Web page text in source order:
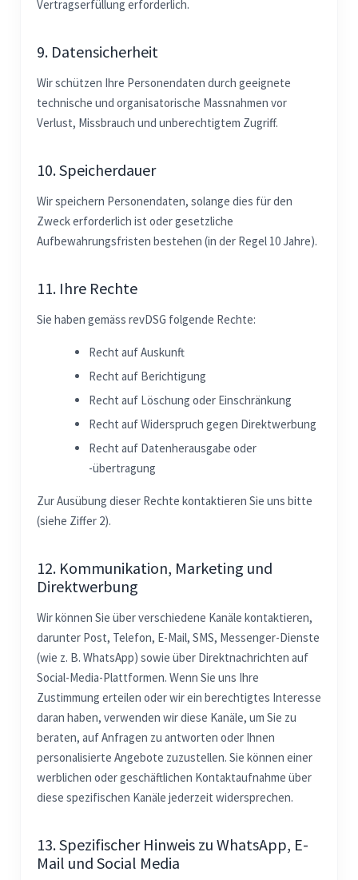
Vertragserfüllung erforderlich.
9. Datensicherheit
Wir schützen Ihre Personendaten durch geeignete
technische und organisatorische Massnahmen vor
Verlust, Missbrauch und unberechtigtem Zugriff.
10. Speicherdauer
Wir speichern Personendaten, solange dies für den
Zweck erforderlich ist oder gesetzliche
Aufbewahrungsfristen bestehen (in der Regel 10 Jahre).
11. Ihre Rechte
Sie haben gemäss revDSG folgende Rechte:
Recht auf Auskunft
Recht auf Berichtigung
Recht auf Löschung oder Einschränkung
Recht auf Widerspruch gegen Direktwerbung
Recht auf Datenherausgabe oder
-übertragung
Zur Ausübung dieser Rechte kontaktieren Sie uns bitte
(siehe Ziffer 2).
12. Kommunikation, Marketing und
Direktwerbung
Wir können Sie über verschiedene Kanäle kontaktieren,
darunter Post, Telefon, E-Mail, SMS, Messenger-Dienste
(wie z. B. WhatsApp) sowie über Direktnachrichten auf
Social-Media-Plattformen. Wenn Sie uns Ihre
Zustimmung erteilen oder wir ein berechtigtes Interesse
daran haben, verwenden wir diese Kanäle, um Sie zu
beraten, auf Anfragen zu antworten oder Ihnen
personalisierte Angebote zuzustellen. Sie können einer
werblichen oder geschäftlichen Kontaktaufnahme über
diese spezifischen Kanäle jederzeit widersprechen.
13. Spezifischer Hinweis zu WhatsApp, E-
Mail und Social Media